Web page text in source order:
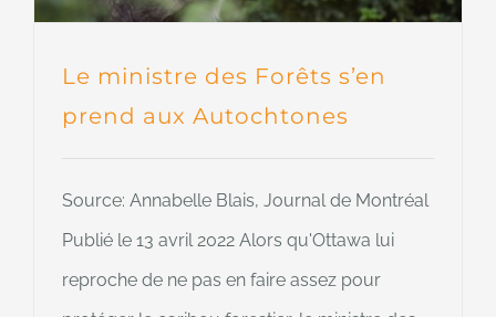
Le ministre des Forêts s’en
prend aux Autochtones
Source: Annabelle Blais, Journal de Montréal
Publié le 13 avril 2022 Alors qu'Ottawa lui
reproche de ne pas en faire assez pour